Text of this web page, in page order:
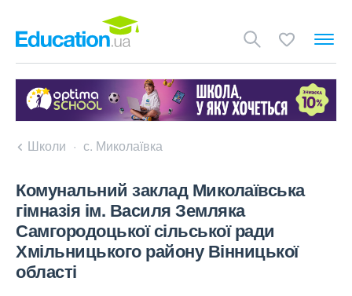
Школи с. Миколаївка
Комунальний заклад Миколаївська
гімназія ім. Василя Земляка
Самгородоцької сільської ради
Хмільницького району Вінницької
області